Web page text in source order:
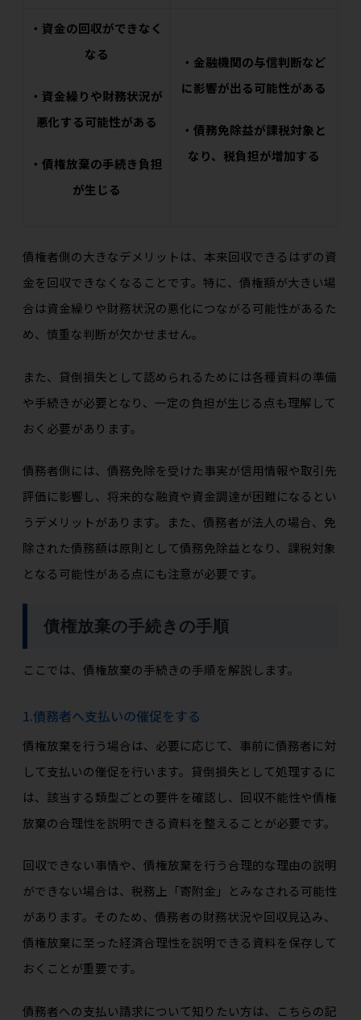
・資金の回収ができなく
なる
・資金繰りや財務状況が
悪化する可能性がある
・債権放棄の手続き負担
が生じる
・金融機関の与信判断など
に影響が出る可能性がある
・債務免除益が課税対象と
なり、税負担が増加する
債権者側の大きなデメリットは、本来回収できるはずの資
金を回収できなくなることです。特に、債権額が大きい場
合は資金繰りや財務状況の悪化につながる可能性があるた
め、慎重な判断が欠かせません。
また、貸倒損失として認められるためには各種資料の準備
や手続きが必要となり、一定の負担が生じる点も理解して
おく必要があります。
債務者側には、債務免除を受けた事実が信用情報や取引先
評価に影響し、将来的な融資や資金調達が困難になるとい
うデメリットがあります。また、債務者が法人の場合、免
除された債務額は原則として債務免除益となり、課税対象
となる可能性がある点にも注意が必要です。
債権放棄の手続きの手順
ここでは、債権放棄の手続きの手順を解説します。
1.債務者へ支払いの催促をする
債権放棄を行う場合は、必要に応じて、事前に債務者に対
して支払いの催促を行います。貸倒損失として処理するに
は、該当する類型ごとの要件を確認し、回収不能性や債権
放棄の合理性を説明できる資料を整えることが必要です。
回収できない事情や、債権放棄を行う合理的な理由の説明
ができない場合は、税務上「寄附金」とみなされる可能性
があります。そのため、債務者の財務状況や回収見込み、
債権放棄に至った経済合理性を説明できる資料を保存して
おくことが重要です。
債務者への支払い請求について知りたい方は、こちらの記